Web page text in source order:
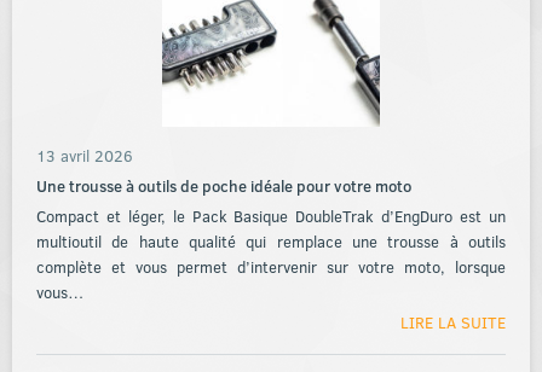
13 avril 2026
Une trousse à outils de poche idéale pour votre moto
Compact et léger, le Pack Basique DoubleTrak d’EngDuro est un
multioutil de haute qualité qui remplace une trousse à outils
complète et vous permet d’intervenir sur votre moto, lorsque
vous…
LIRE LA SUITE